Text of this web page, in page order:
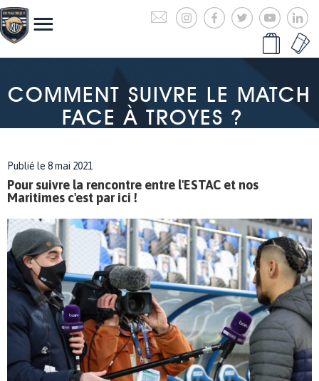
COMMENT SUIVRE LE MATCH
FACE À TROYES ?
Publié le 8 mai 2021
Pour suivre la rencontre entre l'ESTAC et nos
Maritimes c'est par ici !